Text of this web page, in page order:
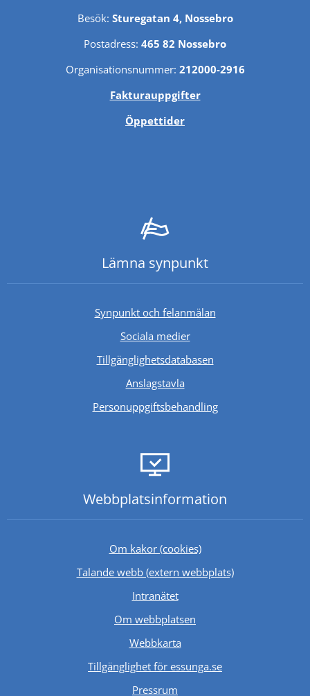
Besök: Sturegatan 4, Nossebro
Postadress: 465 82 Nossebro
Organisationsnummer: 212000-2916
Fakturauppgifter
Öppettider
Lämna synpunkt
Synpunkt och felanmälan
Sociala medier
TillgänglighetsdatabasenLänk till annan
Anslagstavla
Personuppgiftsbehandling
Webbplats­information
Om kakor (cookies)
Talande webb (extern webbplats)Länk till annan
IntranätetLänk till annan webbplats.
Om webbplatsen
Webbkarta
Tillgänglighet för essunga.se
Pressrum